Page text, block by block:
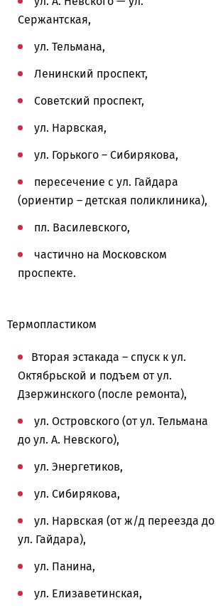
Сержантская,
ул. Тельмана,
Ленинский проспект,
Советский проспект,
ул. Нарвская,
ул. Горького – Сибирякова,
пересечение с ул. Гайдара
(ориентир – детская поликлиника),
пл. Василевского,
частично на Московском
проспекте.
Термопластиком
Вторая эстакада – спуск к ул.
Октябрьской и подъем от ул.
Дзержинского (после ремонта),
ул. Островского (от ул. Тельмана
до ул. А. Невского),
ул. Энергетиков,
ул. Сибирякова,
ул. Нарвская (от ж/д переезда до
ул. Гайдара),
ул. Панина,
ул. Елизаветинская,